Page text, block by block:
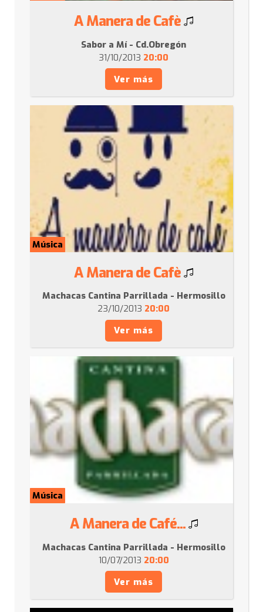
A Manera de Cafè
Sabor a Mí - Cd.Obregón
31/10/2013 20:00
Ver más
Música
A Manera de Cafè
Machacas Cantina Parrillada - Hermosillo
23/10/2013 20:00
Ver más
Música
A Manera de Café...
Machacas Cantina Parrillada - Hermosillo
10/07/2013 20:00
Ver más